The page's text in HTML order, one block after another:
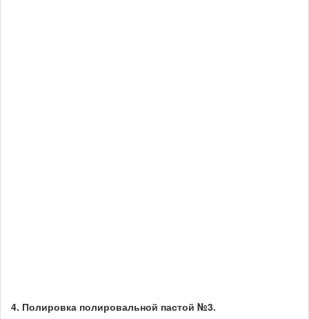
4. Полировка полировальной пастой №3.